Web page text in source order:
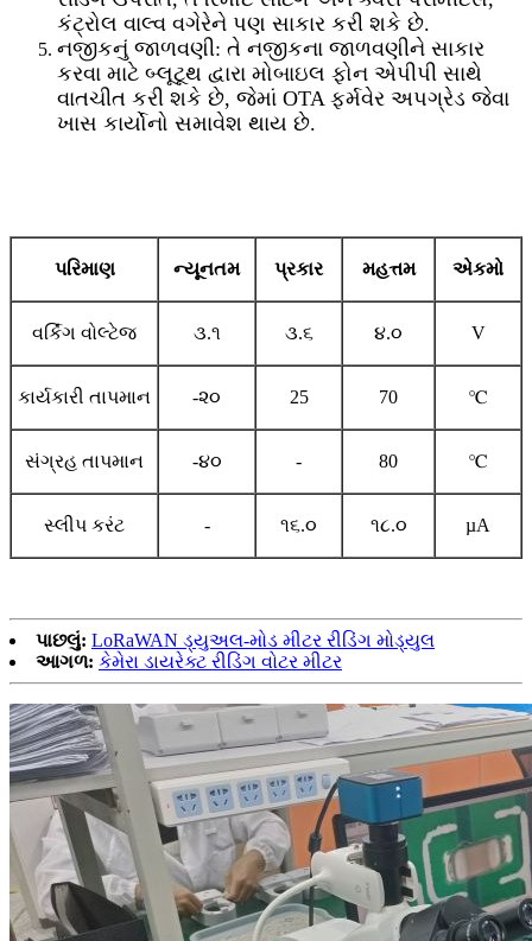
કંટ્રોલ વાલ્વ વગેરેને પણ સાકાર કરી શકે છે.
નજીકનું જાળવણી: તે નજીકના જાળવણીને સાકાર
કરવા માટે બ્લૂટૂથ દ્વારા મોબાઇલ ફોન એપીપી સાથે
વાતચીત કરી શકે છે, જેમાં OTA ફર્મવેર અપગ્રેડ જેવા
ખાસ કાર્યોનો સમાવેશ થાય છે.
પરિમાણ ન્યૂનતમ પ્રકાર મહત્તમ એકમો
વર્કિંગ વોલ્ટેજ ૩.૧ ૩.૬ ૪.૦ V
કાર્યકારી તાપમાન -૨૦ 25 70 ℃
સંગ્રહ તાપમાન -૪૦ - 80 ℃
સ્લીપ કરંટ - ૧૬.૦ ૧૮.૦ µA
પાછલું: LoRaWAN ડ્યુઅલ-મોડ મીટર રીડિંગ મોડ્યુલ
આગળ: કેમેરા ડાયરેક્ટ રીડિંગ વોટર મીટર